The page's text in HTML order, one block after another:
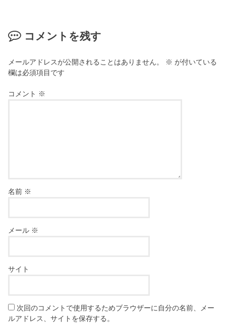
コメントを残す
メールアドレスが公開されることはありません。 ※ が付いている
欄は必須項目です
コメント ※
名前 ※
メール ※
サイト
次回のコメントで使用するためブラウザーに自分の名前、メー
ルアドレス、サイトを保存する。